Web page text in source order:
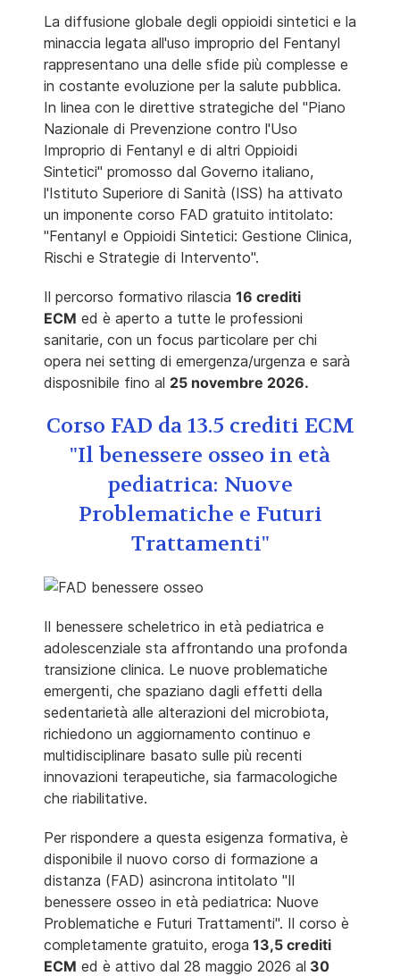
La diffusione globale degli oppioidi sintetici e la
minaccia legata all'uso improprio del Fentanyl
rappresentano una delle sfide più complesse e
in costante evoluzione per la salute pubblica.
In linea con le direttive strategiche del "Piano
Nazionale di Prevenzione contro l'Uso
Improprio di Fentanyl e di altri Oppioidi
Sintetici" promosso dal Governo italiano,
l'Istituto Superiore di Sanità (ISS) ha attivato
un imponente corso FAD gratuito intitolato:
"Fentanyl e Oppioidi Sintetici: Gestione Clinica,
Rischi e Strategie di Intervento".
Il percorso formativo rilascia 16 crediti
ECM ed è aperto a tutte le professioni
sanitarie, con un focus particolare per chi
opera nei setting di emergenza/urgenza e sarà
disposnibile fino al 25 novembre 2026.
Corso FAD da 13.5 crediti ECM
"Il benessere osseo in età
pediatrica: Nuove
Problematiche e Futuri
Trattamenti"
Il benessere scheletrico in età pediatrica e
adolescenziale sta affrontando una profonda
transizione clinica. Le nuove problematiche
emergenti, che spaziano dagli effetti della
sedentarietà alle alterazioni del microbiota,
richiedono un aggiornamento continuo e
multidisciplinare basato sulle più recenti
innovazioni terapeutiche, sia farmacologiche
che riabilitative.
Per rispondere a questa esigenza formativa, è
disponibile il nuovo corso di formazione a
distanza (FAD) asincrona intitolato "Il
benessere osseo in età pediatrica: Nuove
Problematiche e Futuri Trattamenti". Il corso è
completamente gratuito, eroga 13,5 crediti
ECM ed è attivo dal 28 maggio 2026 al 30